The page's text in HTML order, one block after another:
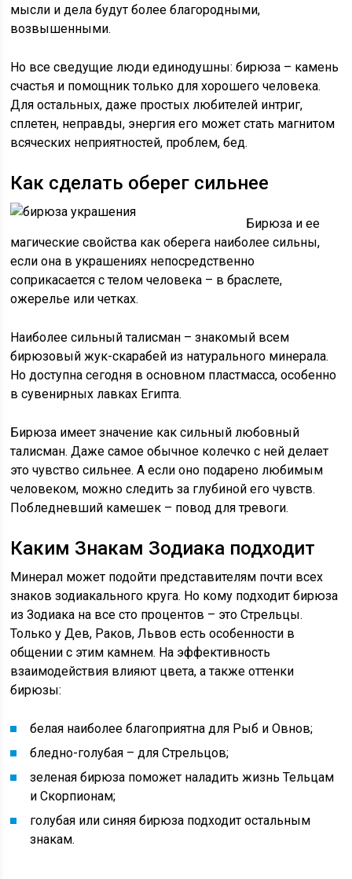
мысли и дела будут более благородными,
возвышенными.
Но все сведущие люди единодушны: бирюза – камень
счастья и помощник только для хорошего человека.
Для остальных, даже простых любителей интриг,
сплетен, неправды, энергия его может стать магнитом
всяческих неприятностей, проблем, бед.
Как сделать оберег сильнее
Бирюза и ее
магические свойства как оберега наиболее сильны,
если она в украшениях непосредственно
соприкасается с телом человека – в браслете,
ожерелье или четках.
Наиболее сильный талисман – знакомый всем
бирюзовый жук-скарабей из натурального минерала.
Но доступна сегодня в основном пластмасса, особенно
в сувенирных лавках Египта.
Бирюза имеет значение как сильный любовный
талисман. Даже самое обычное колечко с ней делает
это чувство сильнее. А если оно подарено любимым
человеком, можно следить за глубиной его чувств.
Побледневший камешек – повод для тревоги.
Каким Знакам Зодиака подходит
Минерал может подойти представителям почти всех
знаков зодиакального круга. Но кому подходит бирюза
из Зодиака на все сто процентов – это Стрельцы.
Только у Дев, Раков, Львов есть особенности в
общении с этим камнем. На эффективность
взаимодействия влияют цвета, а также оттенки
бирюзы:
белая наиболее благоприятна для Рыб и Овнов;
бледно-голубая – для Стрельцов;
зеленая бирюза поможет наладить жизнь Тельцам
и Скорпионам;
голубая или синяя бирюза подходит остальным
знакам.